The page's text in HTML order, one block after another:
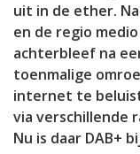
uit in de ether.
en de regio
achterbleef na
toenmalige
internet te
via verschillende
Nu is daar DAB+